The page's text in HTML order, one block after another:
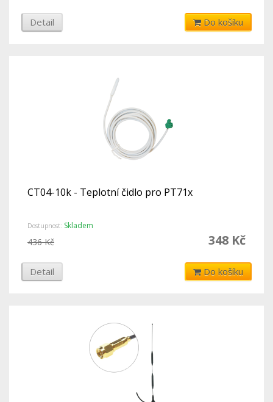
Detail Do košíku
CT04-10k - Teplotní čidlo pro PT71x
Dostupnost: Skladem
348 Kč
436 Kč
Detail Do košíku